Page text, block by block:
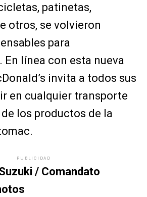
patinetas,
otros, se volvieron
para
línea con esta nueva
invita a todos sus
en cualquier transporte
los productos de la
PUBLICIDAD
/ Comandato